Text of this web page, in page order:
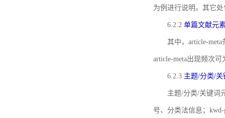
为例进行说明。其它
6.2.2 单篇文献元
其中，article-
article-meta出现频次可
6.2.3 主题/分类/
主题/分类/关键词
号、分类法信息；